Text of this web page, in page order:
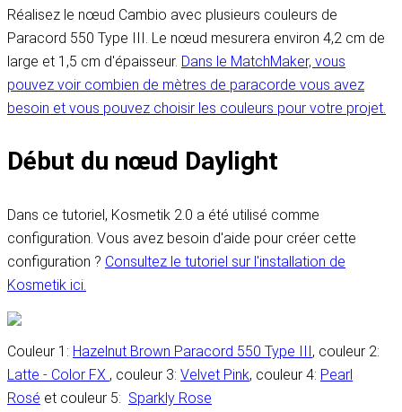
Réalisez le nœud Cambio avec plusieurs couleurs de
Paracord 550 Type III. Le nœud mesurera environ 4,2 cm de
large et 1,5 cm d'épaisseur. Dans le MatchMaker, vous
pouvez voir combien de mètres de paracorde vous avez
besoin et vous pouvez choisir les couleurs pour votre projet.
Début du nœud Daylight
Dans ce tutoriel, Kosmetik 2.0 a été utilisé comme
configuration. Vous avez besoin d'aide pour créer cette
configuration ? Consultez le tutoriel sur l'installation de
Kosmetik ici.
Couleur 1: Hazelnut Brown Paracord 550 Type III, couleur 2:
Latte - Color FX , couleur 3: Velvet Pink, couleur 4: Pearl
Rosé et couleur 5: Sparkly Rose